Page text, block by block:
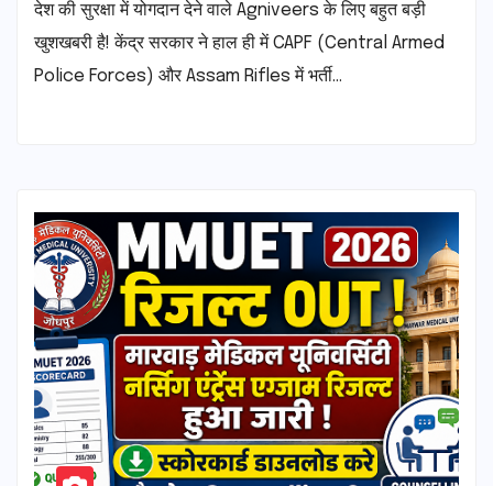
देश की सुरक्षा में योगदान देने वाले Agniveers के लिए बहुत बड़ी
खुशखबरी है! केंद्र सरकार ने हाल ही में CAPF (Central Armed
Police Forces) और Assam Rifles में भर्ती…